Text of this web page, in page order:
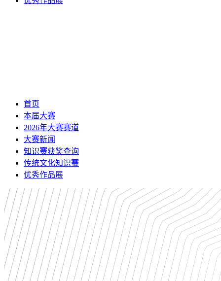
首页
本届大赛
2026年大赛赛道
大赛新闻
知识赛获奖查询
传统文化知识赛
优秀作品展